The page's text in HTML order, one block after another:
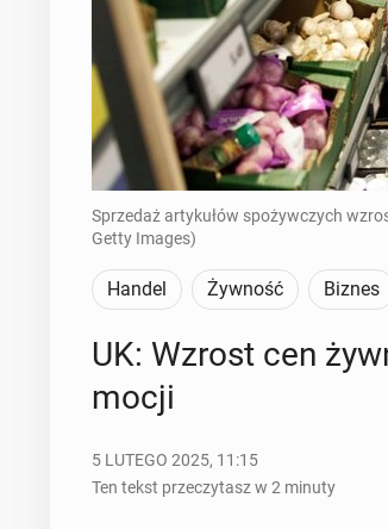
Sprzedaż artykułów spożywczych
Getty Images)
Handel Żywność Biznes
UK: Wzrost cen
mo­cji
5 LUTEGO 2025, 11:15
Ten tekst przeczytasz w 2 minuty